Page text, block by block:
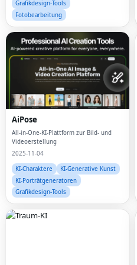
sofortigen Ergebnissen.
Grafikdesign-Tools
Fotobearbeitung
AiPose
All-in-One-KI-Plattform zur Bild- und
Videoerstellung
2025-11-04
KI-Charaktere
KI-Generative Kunst
KI-Porträtgeneratoren
Grafikdesign-Tools